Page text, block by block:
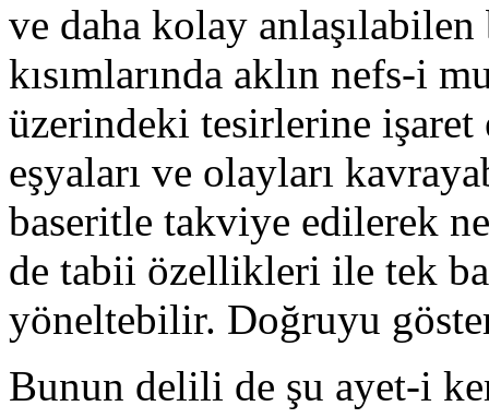
ve daha kolay
kısımlarında aklın nefs-i
üzerindeki tesirlerine
eşyaları ve olayları
baseritle takviye edilerek
de tabii özellikleri ile tek
yöneltebilir. Doğruyu
Bunun delili de şu ayet-i